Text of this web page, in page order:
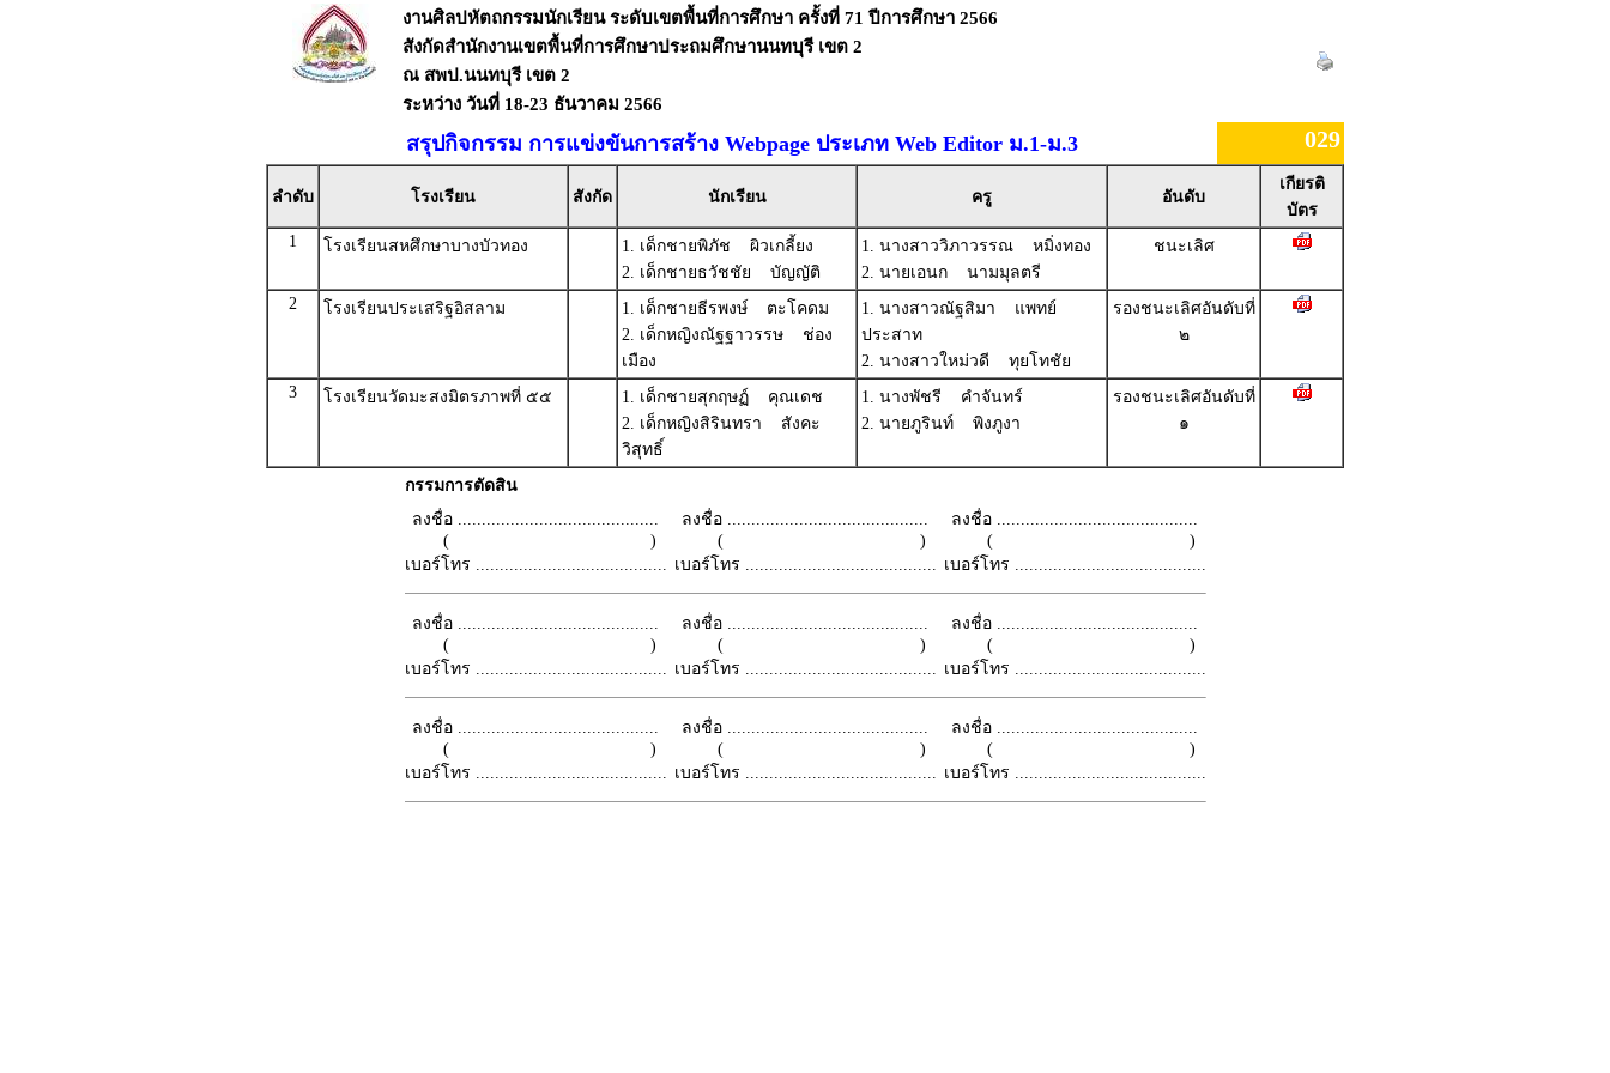
งานศิลปหัตถกรรมนักเรียน ระดับเขตพื้นที่การศึกษา ครั้งที่ 71 ปีการศึกษา 2566
สังกัดสำนักงานเขตพื้นที่การศึกษาประถมศึกษานนทบุรี เขต 2
ณ สพป.นนทบุรี เขต 2
ระหว่าง วันที่ 18-23 ธันวาคม 2566
สรุปกิจกรรม การแข่งขันการสร้าง Webpage ประเภท Web Editor ม.1-ม.3 029
ลำดับ โรงเรียน สังกัด นักเรียน ครู อันดับ
เกียรติ
บัตร
1
โรงเรียนสหศึกษาบางบัวทอง
1. เด็กชายพิภัช ผิวเกลี้ยง
2. เด็กชายธวัชชัย บัญญัติ
1. นางสาววิภาวรรณ หมิ่งทอง
2. นายเอนก นามมุลตรี
ชนะเลิศ
2 โรงเรียนประเสริฐอิสลาม
1. เด็กชายธีรพงษ์ ตะโคดม
2. เด็กหญิงณัฐฐาวรรษ ช่อง
เมือง
1. นางสาวณัฐสิมา แพทย์
ประสาท
2. นางสาวใหม่วดี ทุยโทชัย
รองชนะเลิศอันดับที่
๒
3 โรงเรียนวัดมะสงมิตรภาพที่ ๕๕
1. เด็กชายสุกฤษฏ์ คุณเดช
2. เด็กหญิงสิรินทรา สังคะ
วิสุทธิ์
1. นางพัชรี คำจันทร์
2. นายภูรินท์ พิงภูงา
รองชนะเลิศอันดับที่
๑
กรรมการตัดสิน
ลงชื่อ ..........................................
( )
เบอร์โทร ........................................
ลงชื่อ ..........................................
( )
เบอร์โทร ........................................
ลงชื่อ ..........................................
( )
เบอร์โทร ........................................
ลงชื่อ ..........................................
( )
เบอร์โทร ........................................
ลงชื่อ ..........................................
( )
เบอร์โทร ........................................
ลงชื่อ ..........................................
( )
เบอร์โทร ........................................
ลงชื่อ ..........................................
( )
เบอร์โทร ........................................
ลงชื่อ ..........................................
( )
เบอร์โทร ........................................
ลงชื่อ ..........................................
( )
เบอร์โทร ........................................